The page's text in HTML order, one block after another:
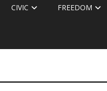
CIVIC FREEDOM